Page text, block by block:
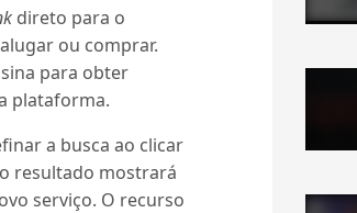
direto para o
ou comprar.
para obter
plataforma.
a busca ao clicar
resultado mostrará
serviço. O recurso